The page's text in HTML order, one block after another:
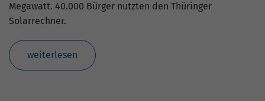
Megawatt. 40.000 Bürger nutzten den Thüringer
Solarrechner.
weiterlesen